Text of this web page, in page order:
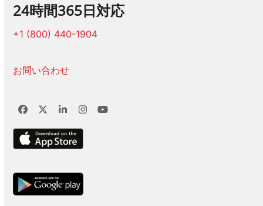
24時間365日対応
+1 (800) 440-1904
お問い合わせ
フ
イ
ス
ブ
ツ
ッ
タ
ー
LinkedIn
イ
ス
グ
ユ